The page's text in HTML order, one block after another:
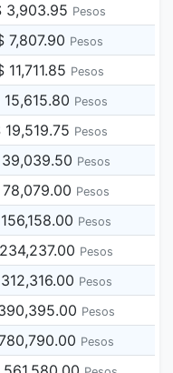
3,903.95 Pesos
7,807.90 Pesos
11,711.85 Pesos
15,615.80 Pesos
19,519.75 Pesos
Pesos
Pesos
Pesos
Pesos
Pesos
Pesos
Pesos